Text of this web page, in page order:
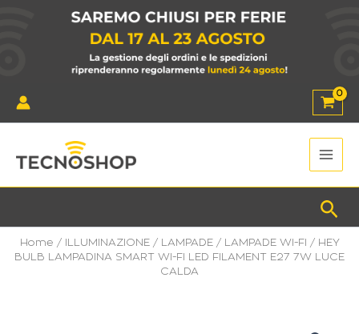
Main
Home / ILLUMINAZIONE/ LAMPADE/ LAMPADE WI-FI / HEY
BULB LAMPADINA SMART WI-FI LED FILAMENT E27 7W LUCE
CALDA